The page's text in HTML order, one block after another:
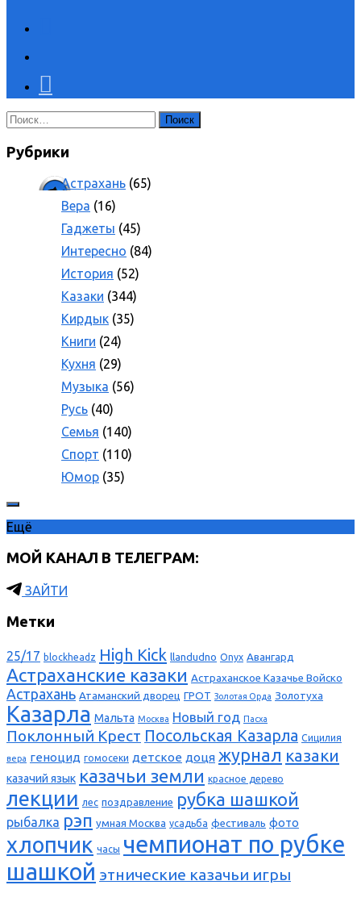
Найти:
Рубрики
Астрахань (65)
Вера (16)
Гаджеты (45)
Интересно (84)
История (52)
Казаки (344)
Кирдык (35)
Книги (24)
Кухня (29)
Музыка (56)
Русь (40)
Семья (140)
Спорт (110)
Юмор (35)
Ещё
МОЙ КАНАЛ В ТЕЛЕГРАМ:
ЗАЙТИ
Метки
25/17 blockheadz High Kick llandudno Onyx Авангард
Астраханские казаки Астраханское Казачье Войско
Астрахань Атаманский дворец ГРОТ Золотая Орда Золотуха
Казарла Мальта Москва Новый год Пасха
Поклонный Крест Посольская Казарла Сицилия
вера геноцид гомосеки детское доця журнал казаки
казачий язык казачьи земли красное дерево
лекции лес поздравление рубка шашкой
рыбалка рэп умная Москва усадьба фестиваль фото
хлопчик часы чемпионат по рубке
шашкой этнические казачьи игры